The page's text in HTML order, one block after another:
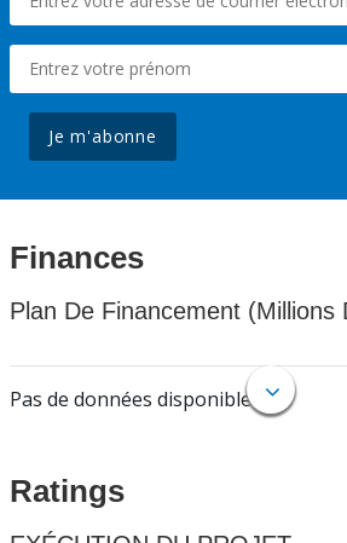
Je m'abonne
Finances
Plan De Financement (Millions
Pas de données disponibles.
Ratings